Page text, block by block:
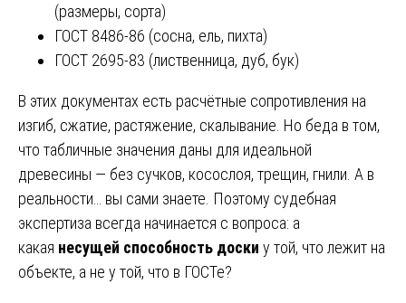
(размеры, сорта)
ГОСТ 8486-86 (сосна, ель, пихта)
ГОСТ 2695-83 (лиственница, дуб, бук)
В этих документах есть расчётные сопротивления на
изгиб, сжатие, растяжение, скалывание. Но беда в том,
что табличные значения даны для идеальной
древесины — без сучков, косослоя, трещин, гнили. А в
реальности… вы сами знаете. Поэтому судебная
экспертиза всегда начинается с вопроса: а
какая несущей способность доски у той, что лежит на
объекте, а не у той, что в ГОСТе?